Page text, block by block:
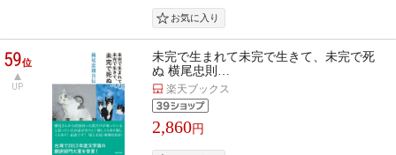
59位
UP
未完で生まれて未完で生きて、未完で死
ぬ 横尾忠則…
楽天ブックス
2,860円